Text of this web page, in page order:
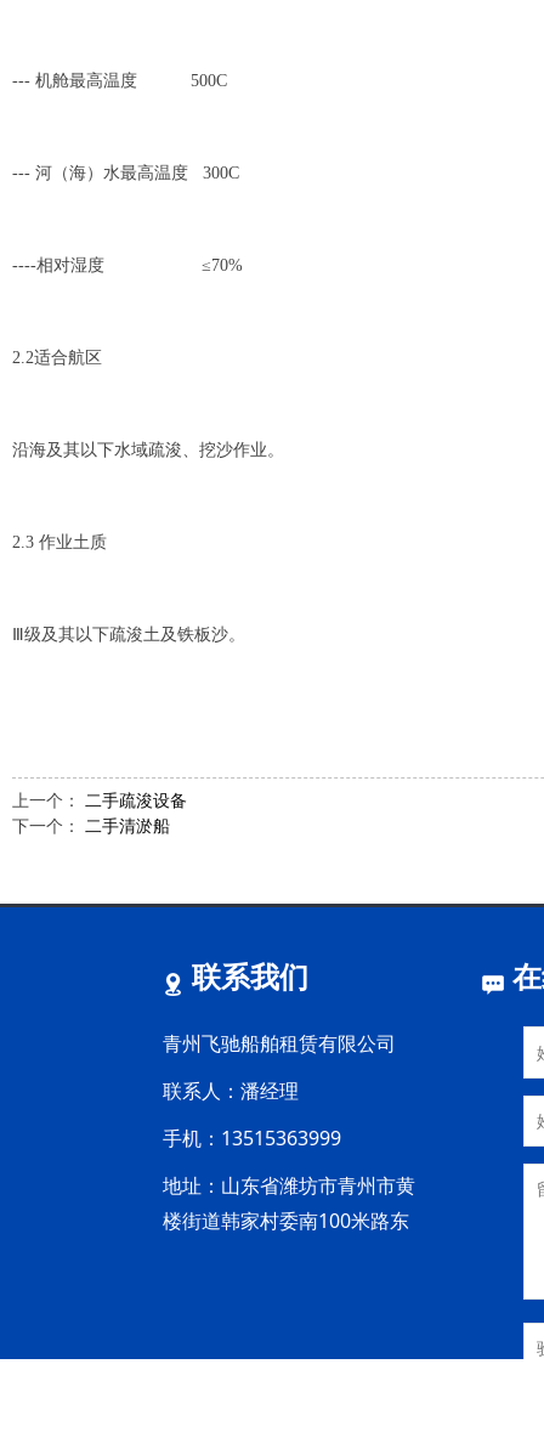
--- 机舱最高温度 500C
--- 河（海）水最高温度 300C
----相对湿度 ≤70%
2.2适合航区
沿海及其以下水域疏浚、挖沙作业。
2.3 作业土质
Ⅲ级及其以下疏浚土及铁板沙。
上一个： 二手疏浚设备
下一个： 二手清淤船
联系我们
青州飞驰船舶租赁有限公司
联系人：潘经理
手机：13515363999
地址：山东省潍坊市青州市黄
楼街道韩家村委南100米路东